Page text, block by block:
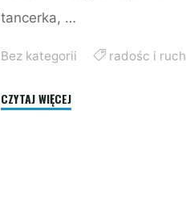
tancerka, …
Bez kategorii radośc i ruch
CZYTAJ WIĘCEJ"Zumba!